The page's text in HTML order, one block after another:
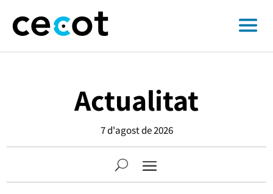
Actualitat
7 d'agost de 2026